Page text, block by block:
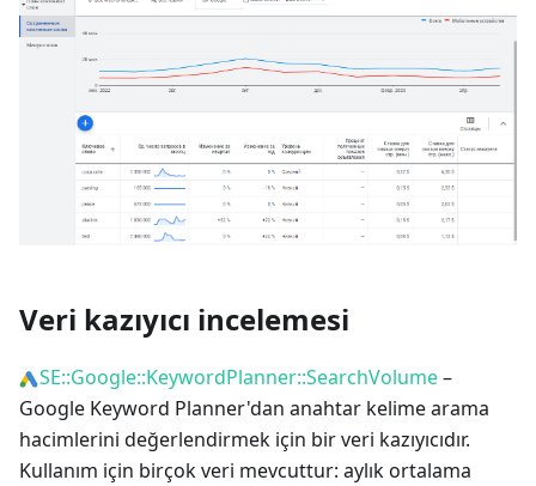
Veri kazıyıcı incelemesi
SE::Google::KeywordPlanner::SearchVolume–
Google Keyword Planner'dan anahtar kelime arama
hacimlerini değerlendirmek için bir veri kazıyıcıdır.
Kullanım için birçok veri mevcuttur: aylık ortalama